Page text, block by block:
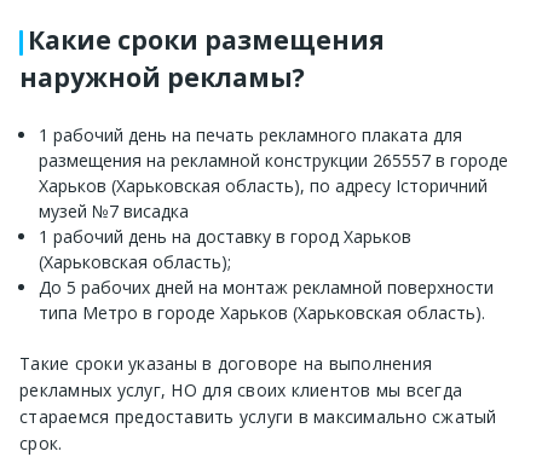
Какие сроки размещения
наружной рекламы?
1 рабочий день на печать рекламного плаката для
размещения на рекламной конструкции 265557 в городе
Харьков (Харьковская область), по адресу Історичний
музей №7 висадка
1 рабочий день на доставку в город Харьков
(Харьковская область);
До 5 рабочих дней на монтаж рекламной поверхности
типа Метро в городе Харьков (Харьковская область).
Такие сроки указаны в договоре на выполнения
рекламных услуг, НО для своих клиентов мы всегда
стараемся предоставить услуги в максимально сжатый
срок.